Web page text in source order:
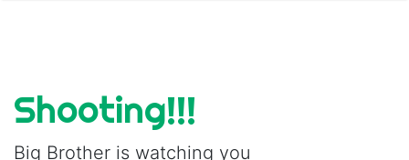
Shooting!!!
Big Brother is watching you